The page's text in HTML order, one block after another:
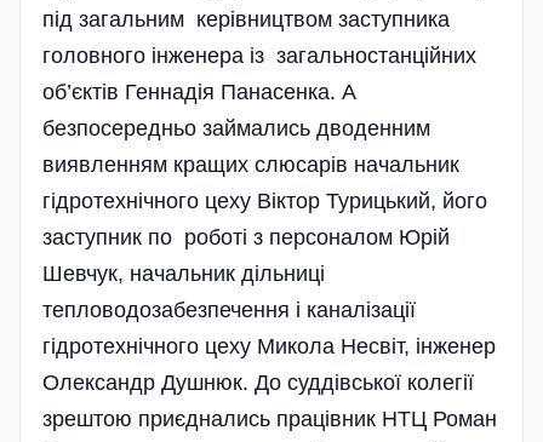
під загальним керівництвом заступника
головного інженера із загальностанційних
об’єктів Геннадія Панасенка. А
безпосередньо займались дводенним
виявленням кращих слюсарів начальник
гідротехнічного цеху Віктор Турицький, його
заступник по роботі з персоналом Юрій
Шевчук, начальник дільниці
тепловодозабезпечення і каналізації
гідротехнічного цеху Микола Несвіт, інженер
Олександр Душнюк. До суддівської колегії
зрештою приєднались працівник НТЦ Роман